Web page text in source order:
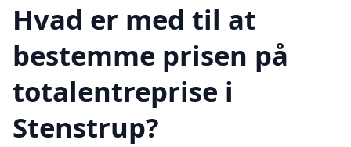
Hvad er med til at
bestemme prisen på
totalentreprise i
Stenstrup?